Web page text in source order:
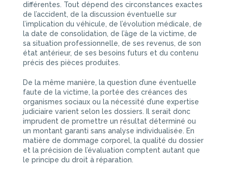
différentes. Tout dépend des circonstances exactes
de l’accident, de la discussion éventuelle sur
l’implication du véhicule, de l’évolution médicale, de
la date de consolidation, de l’âge de la victime, de
sa situation professionnelle, de ses revenus, de son
état antérieur, de ses besoins futurs et du contenu
précis des pièces produites.
De la même manière, la question d’une éventuelle
faute de la victime, la portée des créances des
organismes sociaux ou la nécessité d’une expertise
judiciaire varient selon les dossiers. Il serait donc
imprudent de promettre un résultat déterminé ou
un montant garanti sans analyse individualisée. En
matière de dommage corporel, la qualité du dossier
et la précision de l’évaluation comptent autant que
le principe du droit à réparation.